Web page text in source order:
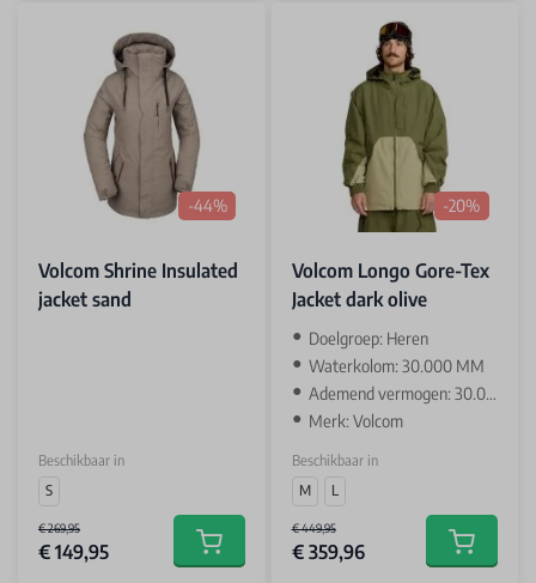
-44%
Volcom Shrine Insulated
jacket sand
Beschikbaar in
S
€ 269,95
€ 149,95 Add to cart
-20%
Volcom Longo Gore-Tex
Jacket dark olive
‌Doelgroep: Heren
Waterkolom: 30.000 MM
Ademend vermogen: 30.000 GR
Merk: Volcom
Beschikbaar in
M
L
€ 449,95
€ 359,96 Add to